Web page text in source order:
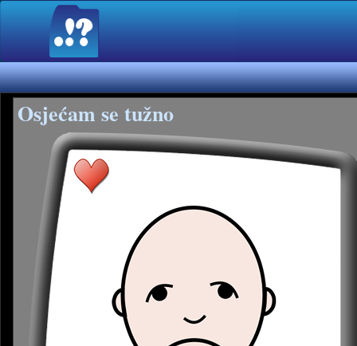
Osjećam se tužno